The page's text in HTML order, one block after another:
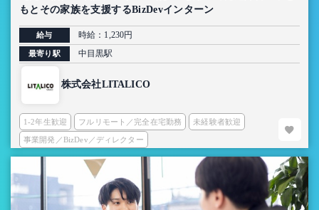
もとその家族を支援するBizDevインターン
給与 時給：1,230円
最寄り駅 中目黒駅
株式会社LITALICO
1-2年生歓迎 フルリモート／完全在宅勤務 未経験者歓迎
事業開発／BizDev／ディレクター